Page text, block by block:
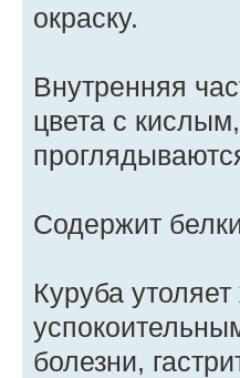
окраску.
Внутренняя
цвета с
Содержит
Куруба
болезни,